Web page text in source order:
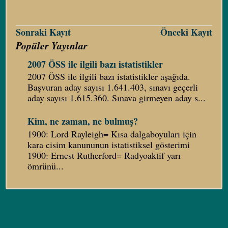
Önceki Kayıt
Sonraki Kayıt
Popüler Yayınlar
2007 ÖSS ile ilgili bazı istatistikler
2007 ÖSS ile ilgili bazı istatistikler aşağıda.
Başvuran aday sayısı 1.641.403, sınavı geçerli
aday sayısı 1.615.360. Sınava girmeyen aday s...
Kim, ne zaman, ne bulmuş?
1900: Lord Rayleigh= Kısa dalgaboyuları için
kara cisim kanununun istatistiksel gösterimi
1900: Ernest Rutherford= Radyoaktif yarı
ömrünü...